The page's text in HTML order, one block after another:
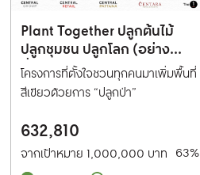
Plant Together ปลูกต้นไม้
ปลูกชุมชน ปลูกโลก (อย่าง
ยั่งยืน)
โครงการที่ตั้งใจชวนทุกคนมาเพิ่มพื้นที่
สีเขียวด้วยการ “ปลูกป่า”
632,810
จากเป้าหมาย 1,000,000 บาท 63%